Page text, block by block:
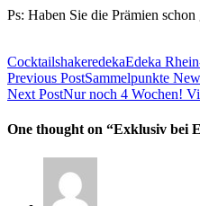
Ps: Haben Sie die Prämien
CocktailshakeredekaEdeka
Previous PostSammelpunkte
Next PostNur noch 4 Wochen!
One thought on “Exklusiv bei